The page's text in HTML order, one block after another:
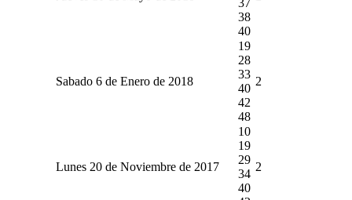
38
40
Sabado 6 de Enero de 2018
19
28
33
40
42
48
2
Lunes 20 de Noviembre de 2017
10
19
29
34
40
2